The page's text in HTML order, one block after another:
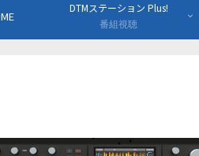
DTMステーション Plus!
番組視聴